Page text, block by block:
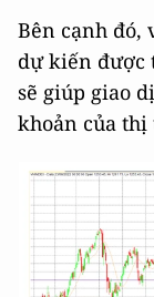
Bên cạnh đó,
dự kiến được
sẽ giúp giao
khoản của